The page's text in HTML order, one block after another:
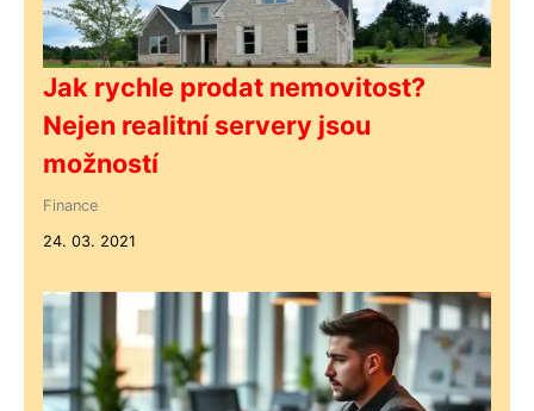
Jak rychle prodat nemovitost?
Nejen realitní servery jsou
možností
Finance
24. 03. 2021